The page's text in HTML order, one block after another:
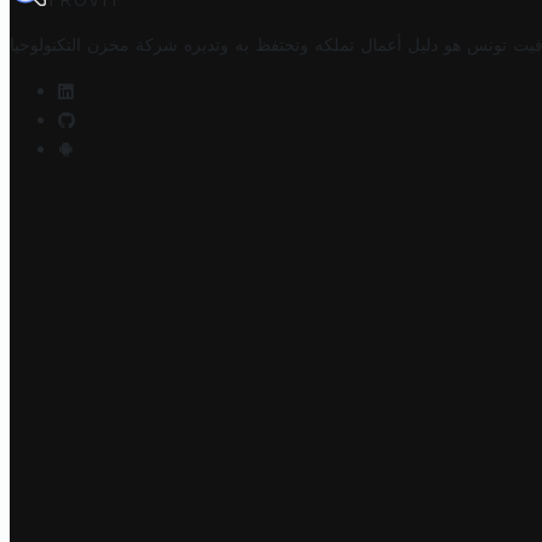
تونس هو دليل أعمال تملكه وتحتفظ به وتديره شركة مخزن التكنولوجيا